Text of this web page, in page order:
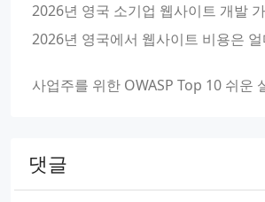
2026년 영국 소기업 웹사이트 개발
2026년 영국에서 웹사이트 비용은
사업주를 위한 OWASP Top 10 쉬운
댓글